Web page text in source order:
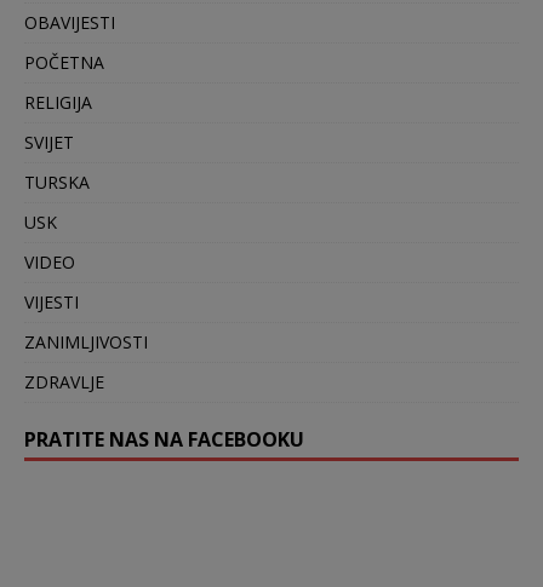
OBAVIJESTI
POČETNA
RELIGIJA
SVIJET
TURSKA
USK
VIDEO
VIJESTI
ZANIMLJIVOSTI
ZDRAVLJE
PRATITE NAS NA FACEBOOKU